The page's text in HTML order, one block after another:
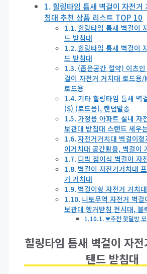
힐링타임 틈새 벽걸이 자전거
침대 추천 상품 리스트 TOP 10
힐링타임 틈새 벽걸이
드 받침대
힐링타임 틈새 벽걸이
드 받침대
(좁은공간 절약) 이츠
걸이 자전거 거치대 로드용
로드용
기타 힐링타임 틈새 벽
(S) (로드용), 랜덤발송
가정용 아파트 실내 자
보관대 받침대 스탠드 세우
자전거거치대 벽걸이
이거치대 공간활용, 벽걸이
디빅 접이식 벽걸이 자
벽걸이 자전거거치대
거 거치대
벽걸이형 자전거 거치
니토무역 자전거 벽
보관대 헹거받침 전시대, 블
❤추천 핫딜방
힐링타임 틈새 벽걸이 자
탠드 받침대